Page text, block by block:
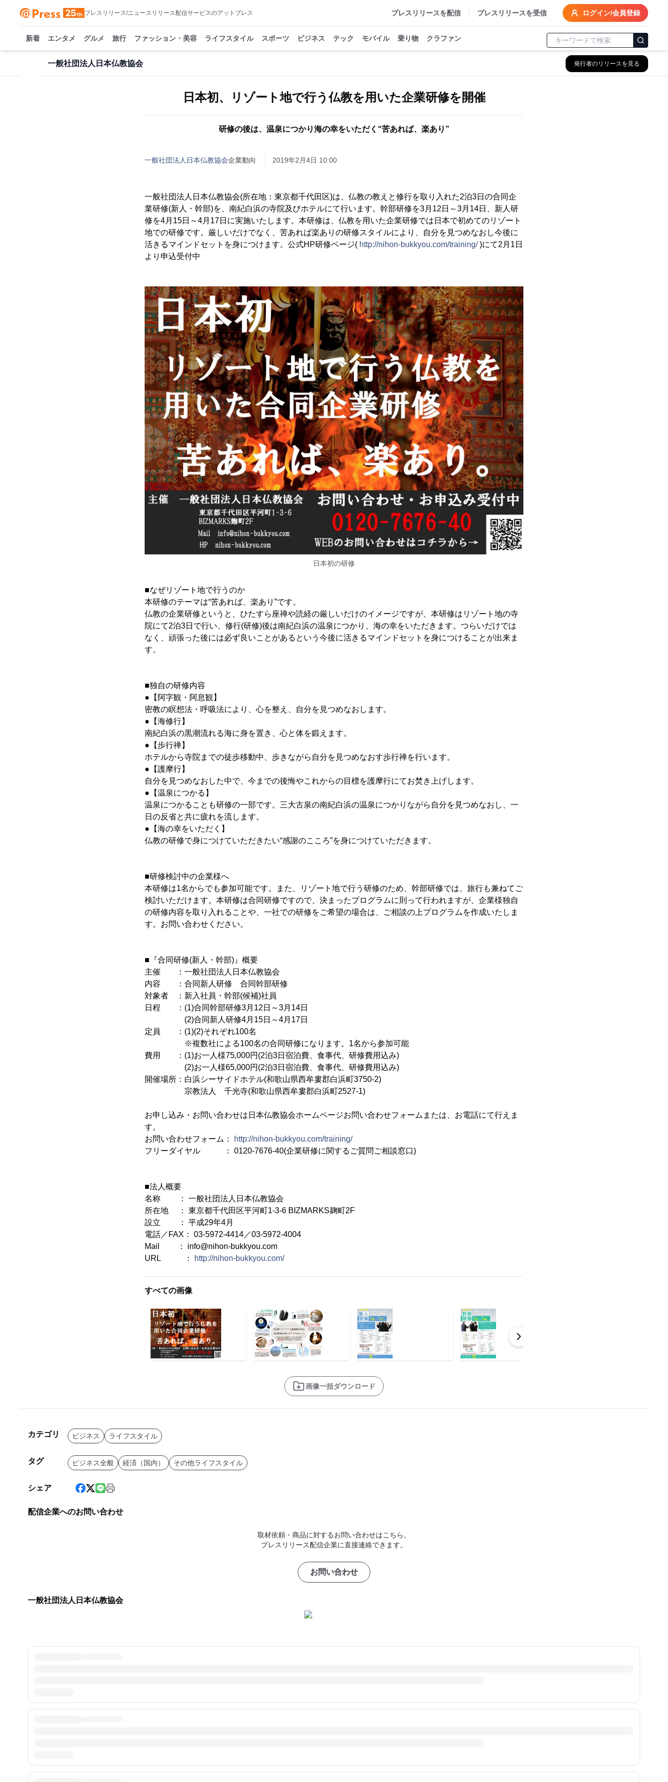
プレスリリース/ニュースリリース配信サービスのアットプレス プレスリリースを配信 プレスリリースを受信 ログイン/会員登録
新着 エンタメ グルメ 旅行 ファッション・美容 ライフスタイル スポーツ ビジネス テック モバイル 乗り物 クラファン
一般社団法人日本仏教協会 発行者のリリースを見る
日本初、リゾート地で行う仏教を用いた企業研修を開催
研修の後は、温泉につかり海の幸をいただく“苦あれば、楽あり”
一般社団法人日本仏教協会企業動向 2019年2月4日 10:00
一般社団法人日本仏教協会(所在地：東京都千代田区)は、仏教の教えと修行を取り入れた2泊3日の合同企
業研修(新人・幹部)を、南紀白浜の寺院及びホテルにて行います。幹部研修を3月12日～3月14日、新人研
修を4月15日～4月17日に実施いたします。本研修は、仏教を用いた企業研修では日本で初めてのリゾート
地での研修です。厳しいだけでなく、苦あれば楽ありの研修スタイルにより、自分を見つめなおし今後に
活きるマインドセットを身につけます。公式HP研修ページ( http://nihon-bukkyou.com/training/)にて2月1日
より申込受付中
日本初の研修
■なぜリゾート地で行うのか
本研修のテーマは“苦あれば、楽あり”です。
仏教の企業研修というと、ひたすら座禅や読経の厳しいだけのイメージですが、本研修はリゾート地の寺
院にて2泊3日で行い、修行(研修)後は南紀白浜の温泉につかり、海の幸をいただきます。つらいだけでは
なく、頑張った後には必ず良いことがあるという今後に活きるマインドセットを身につけることが出来ま
す。
■独自の研修内容
●【阿字観・阿息観】
密教の瞑想法・呼吸法により、心を整え、自分を見つめなおします。
●【海修行】
南紀白浜の黒潮流れる海に身を置き、心と体を鍛えます。
●【歩行禅】
ホテルから寺院までの徒歩移動中、歩きながら自分を見つめなおす歩行禅を行います。
●【護摩行】
自分を見つめなおした中で、今までの後悔やこれからの目標を護摩行にてお焚き上げします。
●【温泉につかる】
温泉につかることも研修の一部です。三大古泉の南紀白浜の温泉につかりながら自分を見つめなおし、一
日の反省と共に疲れを流します。
●【海の幸をいただく】
仏教の研修で身につけていただきたい“感謝のこころ”を身につけていただきます。
■研修検討中の企業様へ
本研修は1名からでも参加可能です。また、リゾート地で行う研修のため、幹部研修では、旅行も兼ねてご
検討いただけます。本研修は合同研修ですので、決まったプログラムに則って行われますが、企業様独自
の研修内容を取り入れることや、一社での研修をご希望の場合は、ご相談の上プログラムを作成いたしま
す。お問い合わせください。
■『合同研修(新人・幹部)』概要
主催 ：一般社団法人日本仏教協会
内容 ：合同新人研修 合同幹部研修
対象者 ：新入社員・幹部(候補)社員
日程 ：(1)合同幹部研修3月12日～3月14日
(2)合同新人研修4月15日～4月17日
定員 ：(1)(2)それぞれ100名
※複数社による100名の合同研修になります。1名から参加可能
費用 ：(1)お一人様75,000円(2泊3日宿泊費、食事代、研修費用込み)
(2)お一人様65,000円(2泊3日宿泊費、食事代、研修費用込み)
開催場所：白浜シーサイドホテル(和歌山県西牟婁郡白浜町3750-2)
宗教法人 千光寺(和歌山県西牟婁郡白浜町2527-1)
お申し込み・お問い合わせは日本仏教協会ホームページお問い合わせフォームまたは、お電話にて行えま
す。
お問い合わせフォーム：
http://nihon-bukkyou.com/training/
フリーダイヤル ： 0120-7676-40(企業研修に関するご質問ご相談窓口)
■法人概要
名称 ： 一般社団法人日本仏教協会
所在地 ： 東京都千代田区平河町1-3-6 BIZMARKS麹町2F
設立 ： 平成29年4月
電話／FAX： 03-5972-4414／03-5972-4004
Mail ： info@nihon-bukkyou.com
URL ：
http://nihon-bukkyou.com/
すべての画像
画像一括ダウンロード
カテゴリ ビジネス ライフスタイル
タグ ビジネス全般 経済（国内） その他ライフスタイル
シェア
配信企業へのお問い合わせ
取材依頼・商品に対するお問い合わせはこちら。
プレスリリース配信企業に直接連絡できます。
お問い合わせ
一般社団法人日本仏教協会